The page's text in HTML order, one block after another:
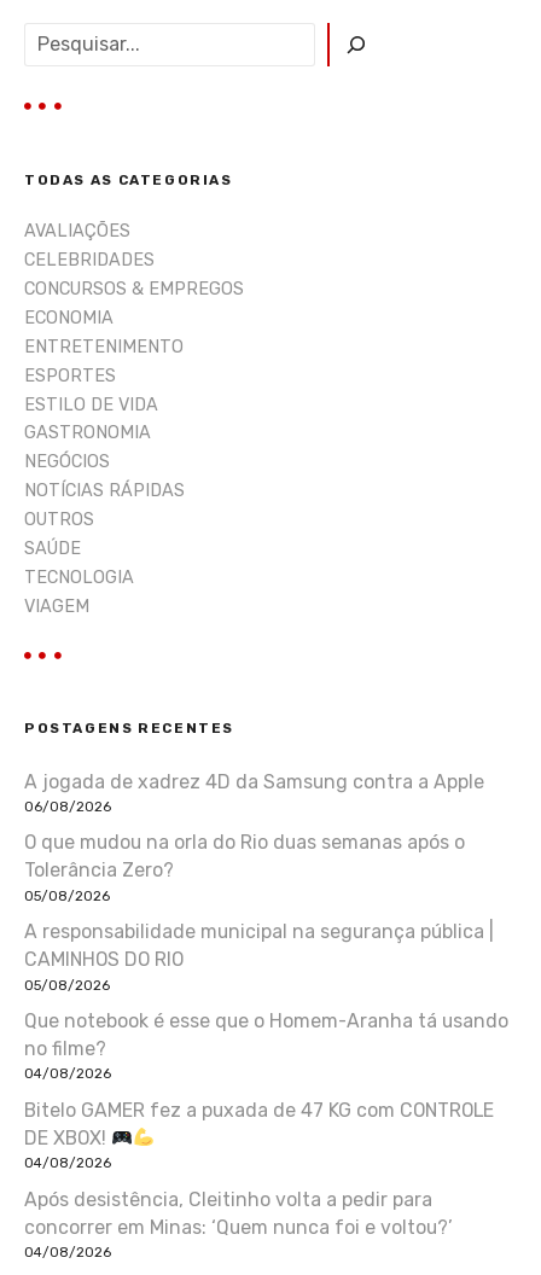
e
n
q
s
r
TODAS AS CATEGORIAS
AVALIAÇÕES
CELEBRIDADES
CONCURSOS & EMPREGOS
ECONOMIA
ENTRETENIMENTO
ESPORTES
ESTILO DE VIDA
GASTRONOMIA
NEGÓCIOS
NOTÍCIAS RÁPIDAS
OUTROS
SAÚDE
TECNOLOGIA
VIAGEM
POSTAGENS RECENTES
A jogada de xadrez 4D da Samsung contra a Apple
06/08/2026
O que mudou na orla do Rio duas semanas após o
Tolerância Zero?
05/08/2026
A responsabilidade municipal na segurança pública |
CAMINHOS DO RIO
05/08/2026
Que notebook é esse que o Homem-Aranha tá usando
no filme?
04/08/2026
Bitelo GAMER fez a puxada de 47 KG com CONTROLE
DE XBOX!
04/08/2026
Após desistência, Cleitinho volta a pedir para
concorrer em Minas: ‘Quem nunca foi e voltou?’
04/08/2026